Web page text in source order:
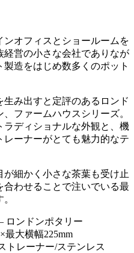
ンオフィスとショールームを
営の小さな会社でありなが
造をはじめ数多くのポット
み出すと定評のあるロンド
ファームハウスシリーズ。
ディショナルな外観と、機
ーナーがとても魅力的なテ
細かく小さな茶葉も受け止
わせることで注いでいる最
ロンドンポタリー
最大横幅225mm
トレーナー/ステンレス